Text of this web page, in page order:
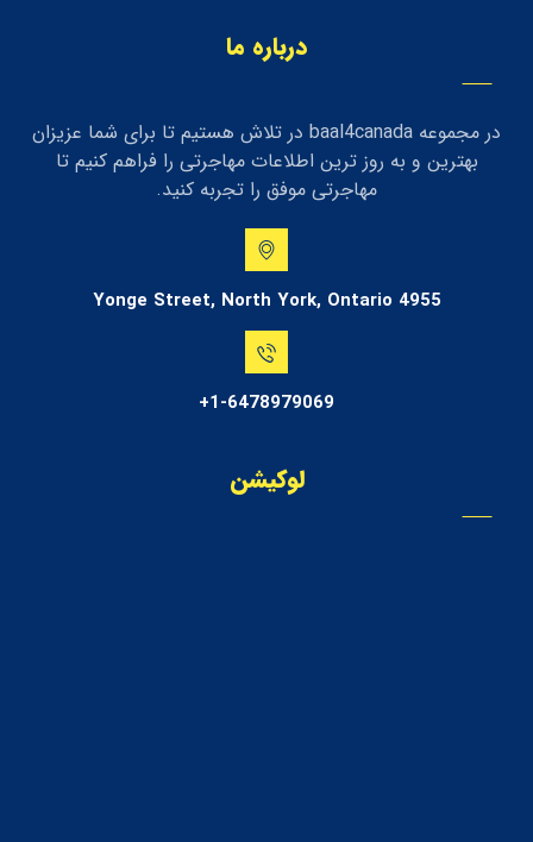
درباره ما
در مجموعه baal4canada در تلاش هستیم تا برای شما عزیزان
بهترین و به روز ترین اطلاعات مهاجرتی را فراهم کنیم تا
مهاجرتی موفق را تجربه کنید.
4955 Yonge Street, North York, Ontario
1-6478979069+
لوکیشن